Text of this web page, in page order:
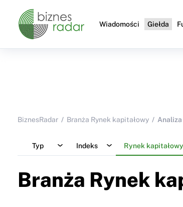
Wiadomości Giełda
BiznesRadar Branża Rynek kapitałowy
Typ Indeks Rynek kapitałowy
Branża Rynek